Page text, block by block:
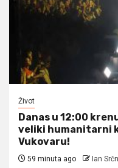
Život
Danas u 12:00
veliki humanitarni
Vukovaru!
59 minuta ago Ian